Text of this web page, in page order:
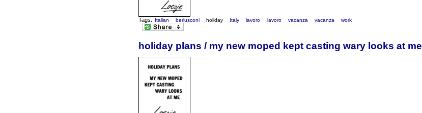
Tags: Italian berlusconi holiday Italy lavoro lavoro vacanza vacanza work
holiday plans / my new moped kept casting wary looks at me